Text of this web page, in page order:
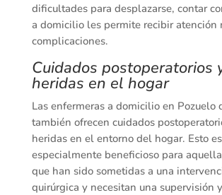
dificultades para desplazarse, contar
a domicilio les permite recibir atención
complicaciones.
Cuidados postoperatorios
heridas en el hogar
Las enfermeras a domicilio en Pozuelo
también ofrecen cuidados
heridas en el entorno del hogar. Esto es
especialmente beneficioso para
que han sido sometidas a una
quirúrgica y necesitan una supervisión